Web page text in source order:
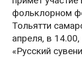
фольклорном
Тольятти
апреля, в
«Русский